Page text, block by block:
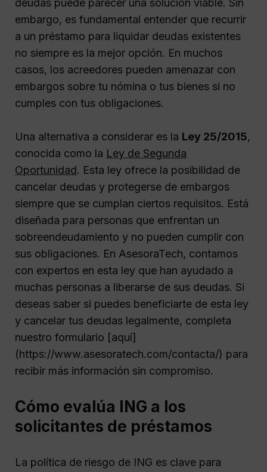
embargo, es fundamental entender que recurrir
a un préstamo para liquidar deudas existentes
no siempre es la mejor opción. En muchos
casos, los acreedores pueden amenazar con
embargos sobre tu nómina o tus bienes si no
cumples con tus obligaciones.
Una alternativa a considerar es la Ley 25/2015,
conocida como la Ley de Segunda
Oportunidad. Esta ley ofrece la posibilidad de
cancelar deudas y protegerse de embargos
siempre que se cumplan ciertos requisitos. Está
diseñada para personas que enfrentan un
sobreendeudamiento y no pueden cumplir con
sus obligaciones. En AsesoraTech, contamos
con expertos en esta ley que han ayudado a
muchas personas a liberarse de sus deudas. Si
deseas saber si puedes beneficiarte de esta ley
y cancelar tus deudas legalmente, completa
nuestro formulario [aquí]
(https://www.asesoratech.com/contacta/) para
recibir más información sin compromiso.
Cómo evalúa ING a los
solicitantes de préstamos
La política de riesgo de ING es clave para